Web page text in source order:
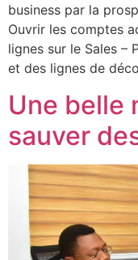
business par la
Ouvrir les comptes
lignes sur le Sales –
et des lignes de
Une belle
sauver